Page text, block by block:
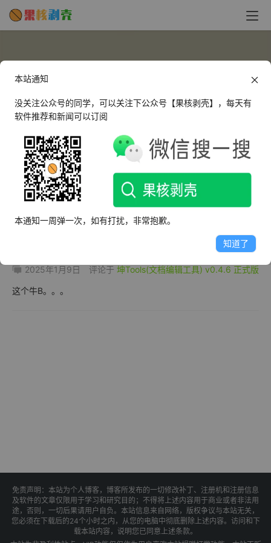
村长
这个人很懒，什么都没有留下～
2025年1月9日 评论于 坤Tools(文档编辑工具) v0.4.6 正式版
这个牛B。。。
免责声明：本站为个人博客，博客所发布的一切修改补丁、注册机和注册信息
及软件的文章仅限用于学习和研究目的；不得将上述内容用于商业或者非法用
途，否则，一切后果请用户自负。本站信息来自网络，版权争议与本站无关，
您必须在下载后的24个小时之内，从您的电脑中彻底删除上述内容。访问和下
载本站内容，说明您已同意上述条款。
本站通知
没关注公众号的同学，可以关注下公众号【果核剥壳】，每天有
软件推荐和新闻可以订阅
本通知一周弹一次，如有打扰，非常抱歉。
知道了